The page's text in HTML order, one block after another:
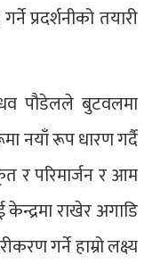
प्रदर्शनीको तयारी
पौडेलले बुटवलमा
नयाँ रूप धारण गर्दै
र परिमार्जन र आम
राखेर अगाडि
गर्ने हाम्रो लक्ष्य